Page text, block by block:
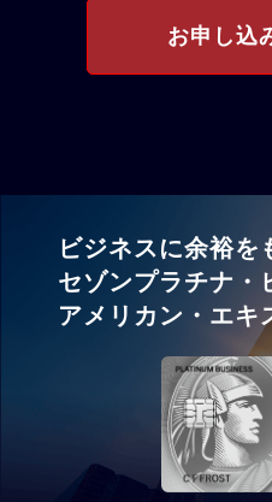
お申し込
ビジネスに余裕を
セゾンプラチナ・
アメリカン・エ